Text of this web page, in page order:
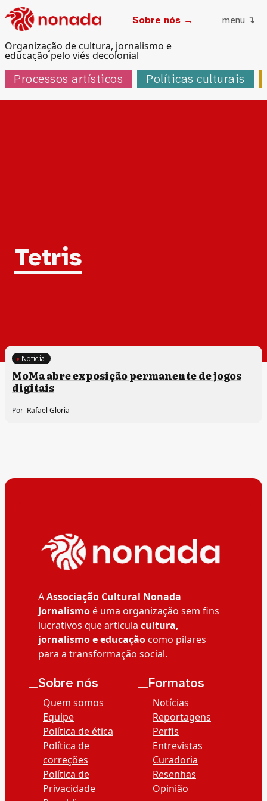
Organização de cultura, jornalismo e
educação pelo viés decolonial
Sobre nós → menu ↴
Processos artísticos Políticas culturais
Tag:
Tetris
Notícia
MoMa abre exposição permanente de jogos
digitais
Por Rafael Gloria
AAssociação Cultural Nonada
Jornalismoé uma organização sem fins
lucrativos que articula cultura,
jornalismo e educaçãocomo pilares
para a transformação social.
__Sobre nós
Quem somos
Equipe
Política de ética
Política de
correções
Política de
Privacidade
__Formatos
Notícias
Reportagens
Perfis
Entrevistas
Curadoria
Resenhas
Opinião